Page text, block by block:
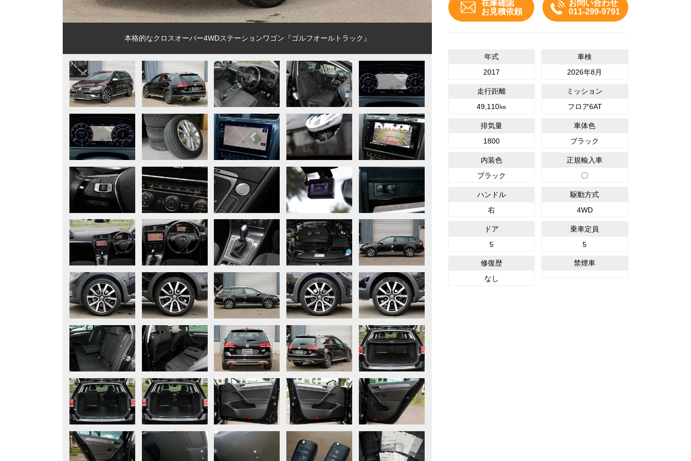
本格的なクロスオーバー4WDステーションワゴン『ゴルフオールトラック』
在庫確認
お見積依頼
お問い合わせ
011-299-9791
年式
2017
車検
2026年8月
走行距離
49,110㎞
ミッション
フロア6AT
排気量
1800
車体色
ブラック
内装色
ブラック
正規輸入車
〇
ハンドル
右
駆動方式
4WD
ドア
5
乗車定員
5
修復歴
なし
禁煙車